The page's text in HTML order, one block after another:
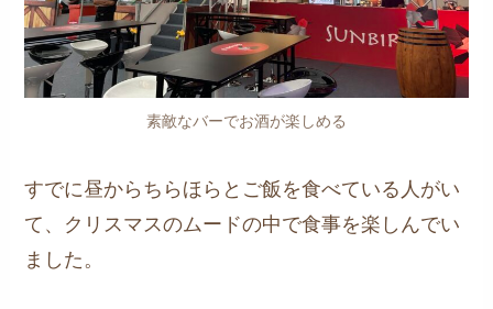
素敵なバーでお酒が楽しめる
すでに昼からちらほらとご飯を食べている人がい
て、クリスマスのムードの中で食事を楽しんでい
ました。